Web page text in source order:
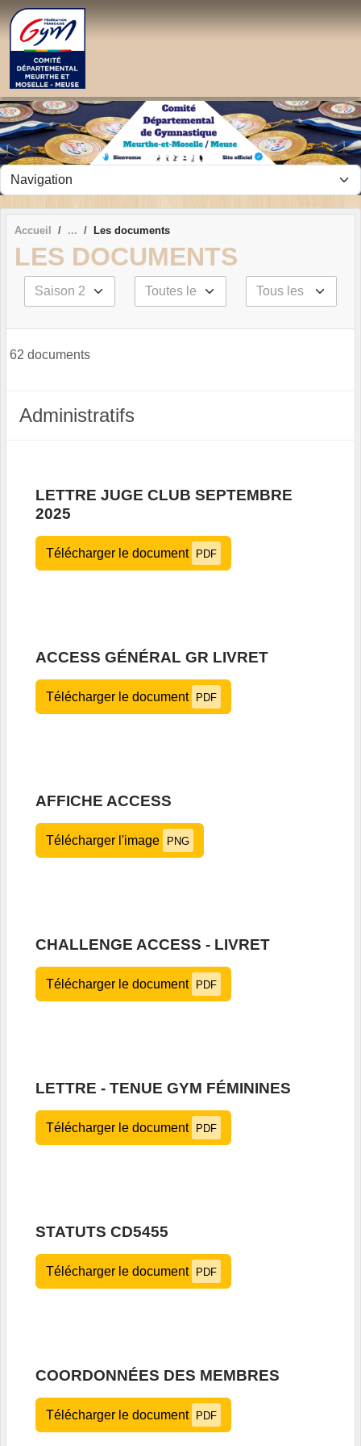
Accueil Les documents
LES DOCUMENTS
62 documents
Administratifs
LETTRE JUGE CLUB SEPTEMBRE
2025
Télécharger le document PDF
ACCESS GÉNÉRAL GR LIVRET
Télécharger le document PDF
AFFICHE ACCESS
Télécharger l'image PNG
CHALLENGE ACCESS - LIVRET
Télécharger le document PDF
LETTRE - TENUE GYM FÉMININES
Télécharger le document PDF
STATUTS CD5455
Télécharger le document PDF
COORDONNÉES DES MEMBRES
Télécharger le document PDF
Panneau de gestion des cookies